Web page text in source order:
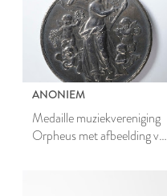
ANONIEM
Medaille muziekvereniging
Orpheus met afbeelding van